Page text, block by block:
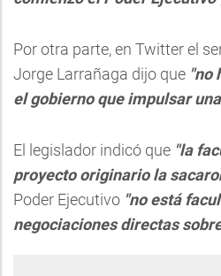
Por otra parte, en Twitter el
Jorge Larrañaga dijo que "no
el gobierno que impulsar
El legislador indicó que "la
proyecto originario la
Poder Ejecutivo "no está
negociaciones directas